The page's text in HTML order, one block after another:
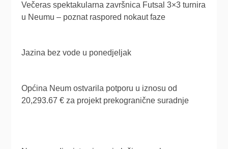
Večeras spektakularna završnica Futsal 3×3 turnira
u Neumu – poznat raspored nokaut faze
Jazina bez vode u ponedjeljak
Općina Neum ostvarila potporu u iznosu od
20,293.67 € za projekt prekogranične suradnje